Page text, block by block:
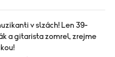
a gitarista zomrel, zrejme